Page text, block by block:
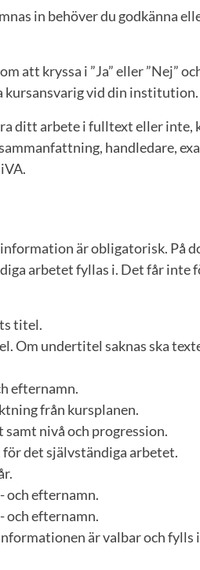
in behöver du godkänna
att kryssa i ”Ja” eller ”Nej”
kursansvarig vid din institution.
ditt arbete i fulltext eller inte,
handledare,
är obligatorisk. På
arbetet fyllas i. Det får inte
titel.
Om undertitel saknas ska
efternamn.
från kursplanen.
nivå och progression.
det självständiga arbetet.
och efternamn.
och efternamn.
är valbar och fylls i